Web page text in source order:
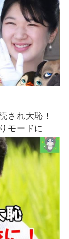
され大恥！
モードに